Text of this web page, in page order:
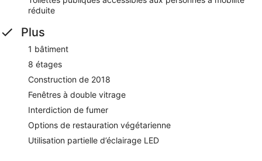
réduite
Plus
1 bâtiment
8 étages
Construction de 2018
Fenêtres à double vitrage
Interdiction de fumer
Options de restauration végétarienne
Utilisation partielle d’éclairage LED